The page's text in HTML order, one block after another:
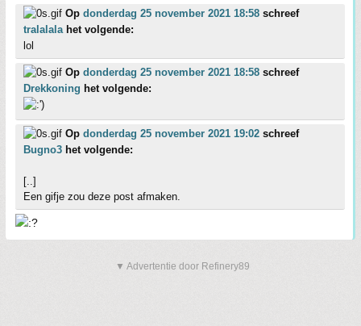
Op donderdag 25 november 2021 18:58 schreef
tralalalahet volgende:
lol
Op donderdag 25 november 2021 18:58 schreef
Drekkoning het volgende:
Op donderdag 25 november 2021 19:02 schreef
Bugno3 het volgende:
[..]
Een gifje zou deze post afmaken.
▼ Advertentie door Refinery89